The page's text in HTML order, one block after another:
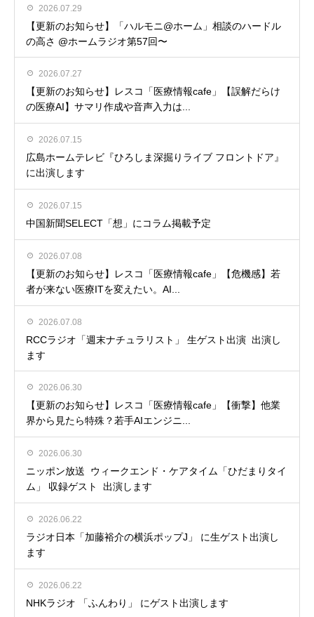
2026.07.29
【更新のお知らせ】「ハルモニ@ホーム」相談のハードル
の高さ @ホームラジオ第57回〜
2026.07.27
【更新のお知らせ】レスコ「医療情報cafe」【誤解だらけ
の医療AI】サマリ作成や音声入力は...
2026.07.15
広島ホームテレビ『ひろしま深掘りライブ フロントドア』
に出演します
2026.07.15
中国新聞SELECT「想」にコラム掲載予定
2026.07.08
【更新のお知らせ】レスコ「医療情報cafe」【危機感】若
者が来ない医療ITを変えたい。AI...
2026.07.08
RCCラジオ「週末ナチュラリスト」 生ゲスト出演 出演し
ます
2026.06.30
【更新のお知らせ】レスコ「医療情報cafe」【衝撃】他業
界から見たら特殊？若手AIエンジニ...
2026.06.30
ニッポン放送 ウィークエンド・ケアタイム「ひだまりタイ
ム」 収録ゲスト 出演します
2026.06.22
ラジオ日本「加藤裕介の横浜ポップJ」 に生ゲスト出演し
ます
2026.06.22
NHKラジオ 「ふんわり」 にゲスト出演します